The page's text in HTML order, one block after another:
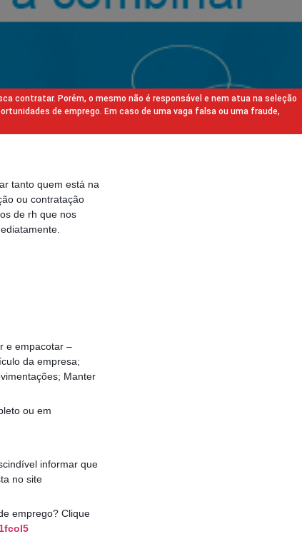
contratar. Porém, o mesmo não é responsável e nem atua na seleção
de emprego. Em caso de uma vaga falsa ou uma fraude,
tanto quem está na
ou contratação
de rh que nos
e empacotar –
da empresa;
Manter
ou em
informar que
no site
emprego? Clique